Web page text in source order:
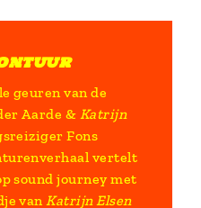
geuren van de
Aarde & Katrijn
Fons
vertelt
sound journey met
vanKatrijn Elsen